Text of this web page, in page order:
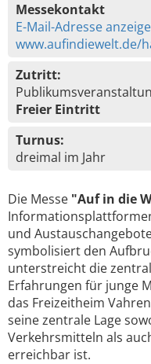
Messekontakt
E-Mail-Adresse
www.aufindiewelt.de/
Zutritt:
Freier Eintritt
Turnus:
dreimal im Jahr
Die Messe "Auf in die
und
symbolisiert den
unterstreicht die
Erfahrungen für junge
das Freizeitheim
seine zentrale Lage
Verkehrsmitteln als
erreichbar ist.